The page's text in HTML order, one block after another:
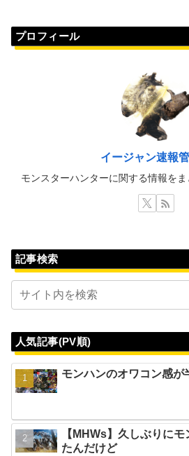
プロフィール
イージャン速報
モンスターハンターに関する情報をま
記事検索
人気記事(PV順)
モンハンのオワコン感が
【MHWs】久しぶりに
たんだけど